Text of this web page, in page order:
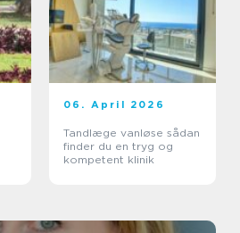
06. April 2026
Tandlæge vanløse sådan
finder du en tryg og
kompetent klinik